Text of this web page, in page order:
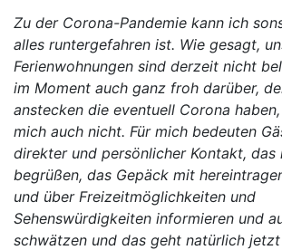
Zu der Corona-Pandemie kann ich
alles runtergefahren ist. Wie gesagt,
Ferienwohnungen sind derzeit nicht
im Moment auch ganz froh darüber,
anstecken die eventuell Corona
mich auch nicht. Für mich bedeuten
direkter und persönlicher Kontakt, das
begrüßen, das Gepäck mit
und über Freizeitmöglichkeiten und
Sehenswürdigkeiten informieren und
schwätzen und das geht natürlich